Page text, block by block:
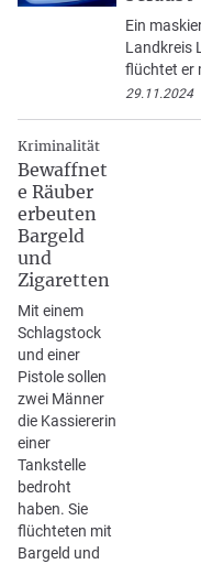
Ein
Landkreis
flüchtet er
29.11.2024
Kriminalität
Bewaffnet
e Räuber
erbeuten
Bargeld
und
Zigaretten
Mit einem
Schlagstock
und einer
Pistole sollen
zwei Männer
die Kassiererin
einer
Tankstelle
bedroht
haben. Sie
flüchteten mit
Bargeld und